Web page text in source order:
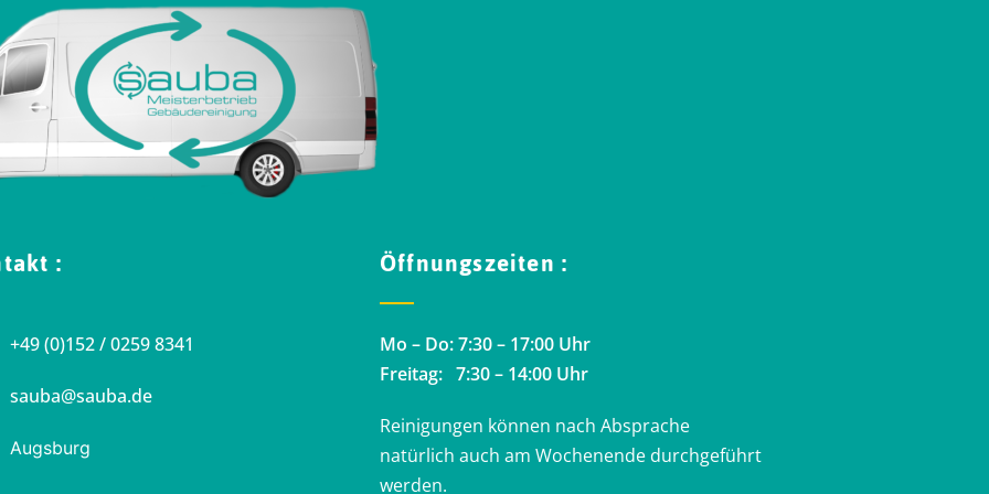
:
+49 (0)152 / 0259 8341
sauba@sauba.de
Augsburg
Öffnungszeiten :
Mo – Do: 7:30 – 17:00 Uhr
Freitag: 7:30 – 14:00 Uhr
Reinigungen können nach Absprache
natürlich auch am Wochenende durchgeführt
werden.